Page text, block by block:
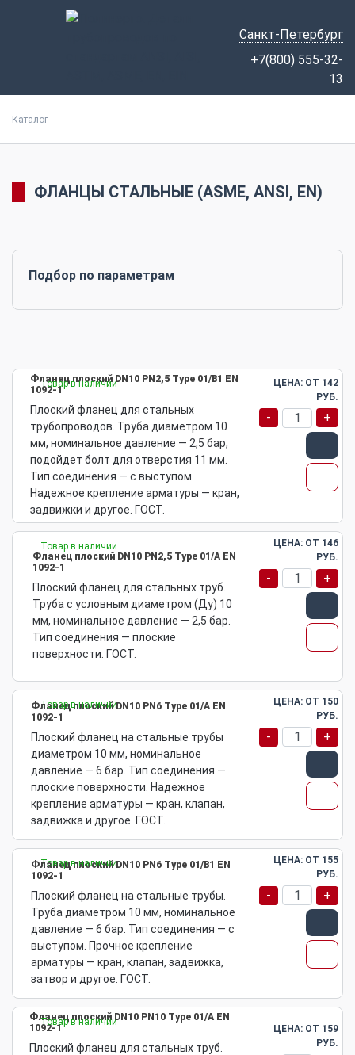
Санкт-Петербург
+7(800) 555-32-
13
Каталог
ФЛАНЦЫ СТАЛЬНЫЕ (ASME, ANSI, EN)
Подбор по параметрам
Товар в наличии
Фланец плоский DN10 PN2,5 Type 01/B1 EN
1092-1
Плоский фланец для стальных
трубопроводов. Труба диаметром 10
мм, номинальное давление — 2,5 бар,
подойдет болт для отверстия 11 мм.
Тип соединения — с выступом.
Надежное крепление арматуры — кран,
задвижки и другое. ГОСТ.
ЦЕНА: ОТ 142
РУБ.
- +
Товар в наличии
Фланец плоский DN10 PN2,5 Type 01/A EN
1092-1
Плоский фланец для стальных труб.
Труба с условным диаметром (Ду) 10
мм, номинальное давление — 2,5 бар.
Тип соединения — плоские
поверхности. ГОСТ.
ЦЕНА: ОТ 146
РУБ.
- +
Товар в наличии
Фланец плоский DN10 PN6 Type 01/A EN
1092-1
Плоский фланец на стальные трубы
диаметром 10 мм, номинальное
давление — 6 бар. Тип соединения —
плоские поверхности. Надежное
крепление арматуры — кран, клапан,
задвижка и другое. ГОСТ.
ЦЕНА: ОТ 150
РУБ.
- +
Товар в наличии
Фланец плоский DN10 PN6 Type 01/B1 EN
1092-1
Плоский фланец на стальные трубы.
Труба диаметром 10 мм, номинальное
давление — 6 бар. Тип соединения — с
выступом. Прочное крепление
арматуры — кран, клапан, задвижка,
затвор и другое. ГОСТ.
ЦЕНА: ОТ 155
РУБ.
- +
Товар в наличии
Фланец плоский DN10 PN10 Type 01/A EN
1092-1
Плоский фланец для стальных труб.
ЦЕНА: ОТ 159
РУБ.